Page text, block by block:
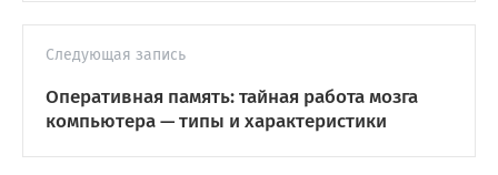
Следующая запись
Оперативная память: тайная работа мозга
компьютера — типы и характеристики